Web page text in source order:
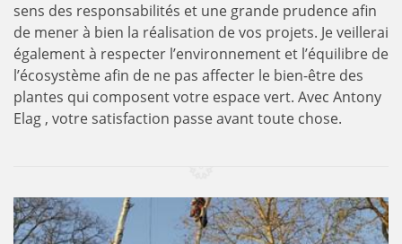
sens des responsabilités et une grande prudence afin
de mener à bien la réalisation de vos projets. Je veillerai
également à respecter l’environnement et l’équilibre de
l’écosystème afin de ne pas affecter le bien-être des
plantes qui composent votre espace vert. Avec Antony
Elag , votre satisfaction passe avant toute chose.